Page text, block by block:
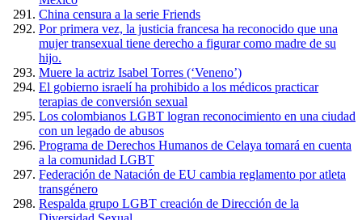
China censura a la serie Friends
Por primera vez, la justicia francesa ha reconocido que una
mujer transexual tiene derecho a figurar como madre de su
hijo.
Muere la actriz Isabel Torres (‘Veneno’)
El gobierno israelí ha prohibido a los médicos practicar
terapias de conversión sexual
Los colombianos LGBT logran reconocimiento en una ciudad
con un legado de abusos
Programa de Derechos Humanos de Celaya tomará en cuenta
a la comunidad LGBT
Federación de Natación de EU cambia reglamento por atleta
transgénero
Respalda grupo LGBT creación de Dirección de la